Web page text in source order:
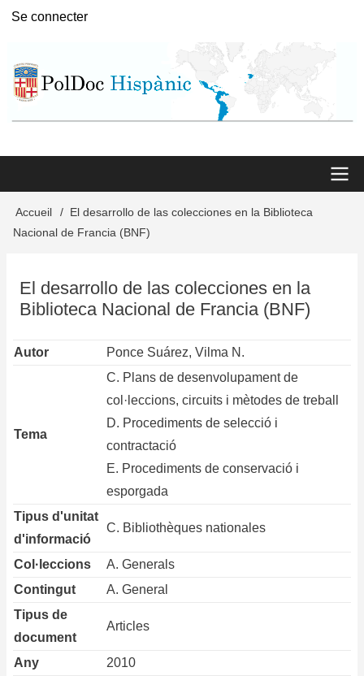
Aller
principal
User
Se connecter
Main
FilAccueil
El desarrollo de las colecciones en la Biblioteca
Nacional de Francia (BNF)
El desarrollo de las colecciones en la
Biblioteca Nacional de Francia (BNF)
Autor Ponce Suárez, Vilma N.
Tema
C. Plans de desenvolupament de
col·leccions, circuits i mètodes de treball
D. Procediments de selecció i
contractació
E. Procediments de conservació i
esporgada
Tipus d'unitat
d'informació
C. Bibliothèques nationales
Col·leccions
A. Generals
Contingut
A. General
Tipus de
document
Articles
Any
2010